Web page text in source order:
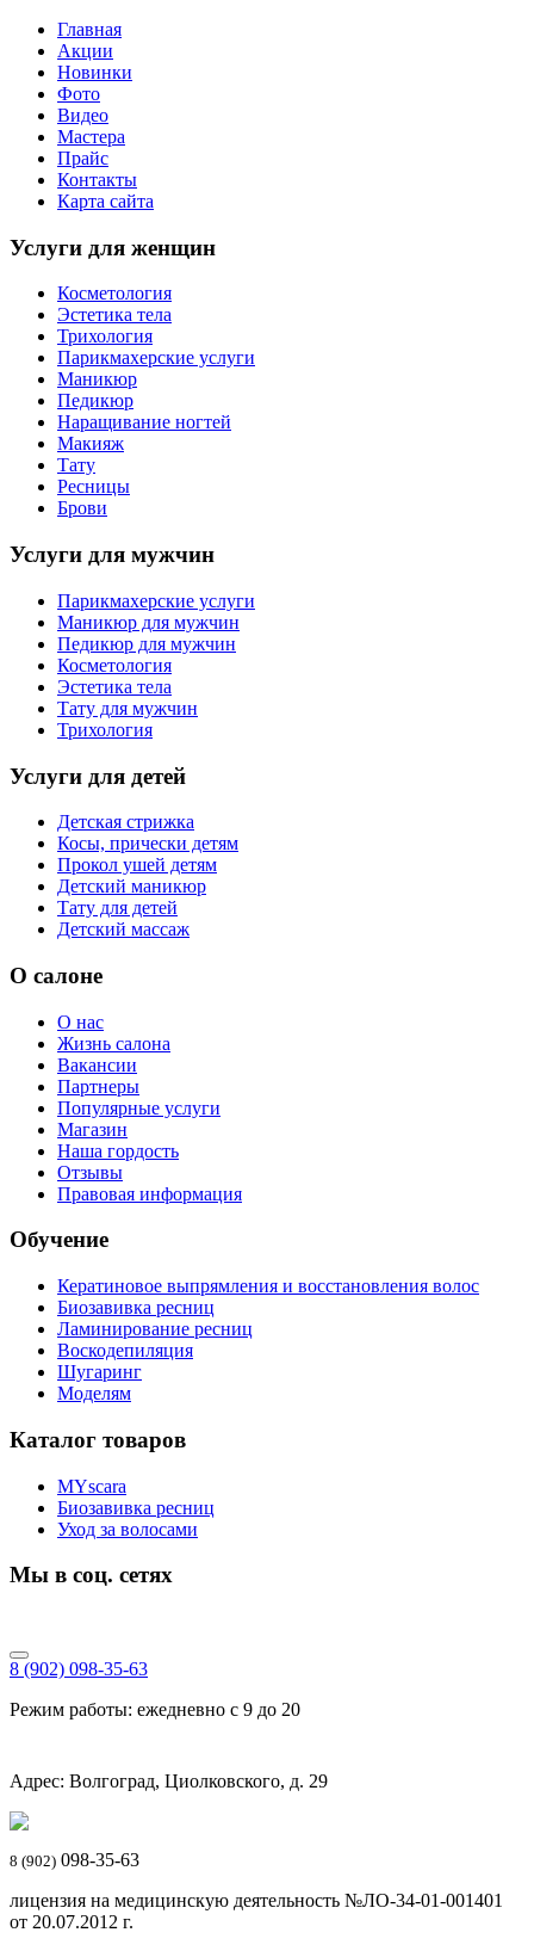
Главная
Акции
Новинки
Фото
Видео
Мастера
Прайс
Контакты
Карта сайта
Услуги для женщин
Косметология
Эстетика тела
Трихология
Парикмахерские услуги
Маникюр
Педикюр
Наращивание ногтей
Макияж
Тату
Ресницы
Брови
Услуги для мужчин
Парикмахерские услуги
Маникюр для мужчин
Педикюр для мужчин
Косметология
Эстетика тела
Тату для мужчин
Трихология
Услуги для детей
Детская стрижка
Косы, прически детям
Прокол ушей детям
Детский маникюр
Тату для детей
Детский массаж
О салоне
О нас
Жизнь салона
Вакансии
Партнеры
Популярные услуги
Магазин
Наша гордость
Отзывы
Правовая информация
Обучение
Кератиновое выпрямления и восстановления волос
Биозавивка ресниц
Ламинирование ресниц
Воскодепиляция
Шугаринг
Моделям
Каталог товаров
MYscara
Биозавивка ресниц
Уход за волосами
Мы в соц. сетях
8 (902) 098-35-63
Режим работы: ежедневно с 9 до 20
Адрес: Волгоград, Циолковского, д. 29
8 (902) 098-35-63
лицензия на медицинскую деятельность №ЛО-34-01-001401
от 20.07.2012 г.